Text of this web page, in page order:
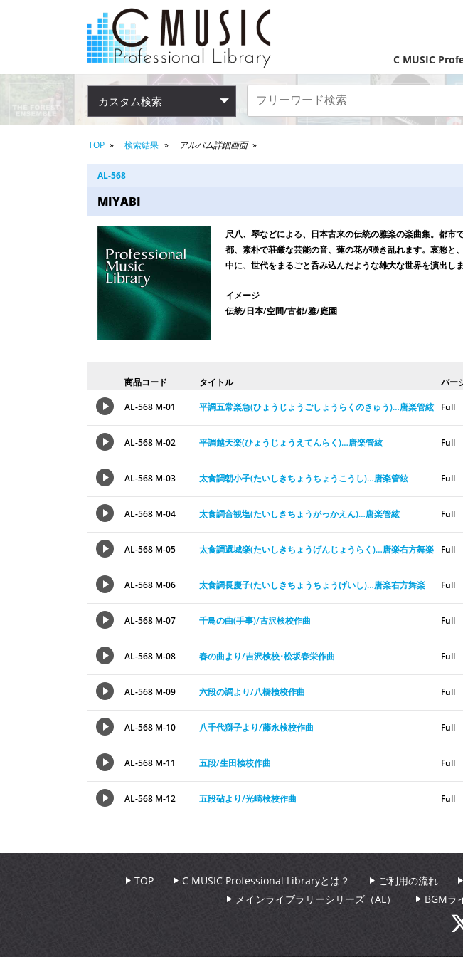
C MUSIC
カスタム検索
TOP 検索結果 アルバム詳細画面
AL-568
MIYABI
尺八、琴などによる、日本古来の伝統の雅楽の楽曲集。都市
都、素朴で荘厳な芸能の音、蓮の花が咲き乱れます。哀愁と
中に、世代をまるごと呑み込んだような雄大な世界を演出しま
イメージ
伝統/日本/空間/古都/雅/庭園
商品コード タイトル バー
AL-568 M-01 平調五常楽急(ひょうじょうごしょうらくのきゅう)…唐楽管絃 Full
AL-568 M-02 平調越天楽(ひょうじょうえてんらく)…唐楽管絃 Full
AL-568 M-03 太食調朝小子(たいしきちょうちょうこうし)…唐楽管絃 Full
AL-568 M-04 太食調合観塩(たいしきちょうがっかえん)…唐楽管絃 Full
AL-568 M-05 太食調還城楽(たいしきちょうげんじょうらく)…唐楽右方舞楽 Full
AL-568 M-06 太食調長慶子(たいしきちょうちょうげいし)…唐楽右方舞楽 Full
AL-568 M-07 千鳥の曲(手事)/古沢検校作曲 Full
AL-568 M-08 春の曲より/吉沢検校･松坂春栄作曲 Full
AL-568 M-09 六段の調より/八橋検校作曲 Full
AL-568 M-10 八千代獅子より/藤永検校作曲 Full
AL-568 M-11 五段/生田検校作曲 Full
AL-568 M-12 五段砧より/光崎検校作曲 Full
TOP C MUSIC Professional Libraryとは？ ご利用の流れ
メインライブラリーシリーズ（AL）
BGMラ